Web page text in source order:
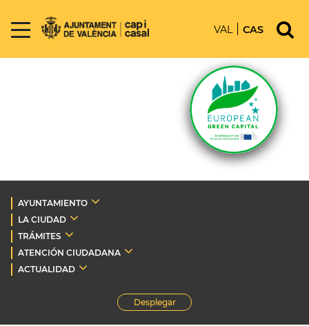
VAL CAS
AYUNTAMIENTO
LA CIUDAD
TRÁMITES
ATENCIÓN CIUDADANA
ACTUALIDAD
Desplegar